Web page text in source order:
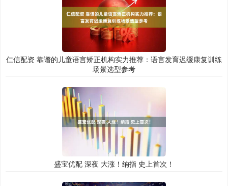
仁信配资 靠谱的儿童语言矫正机构实力推荐：语言发育迟缓康复训练
场景选型参考
盛宝优配 深夜 大涨！纳指 史上首次！